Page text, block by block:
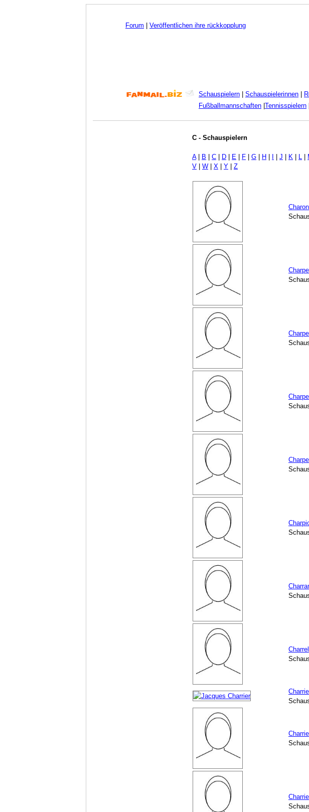
Forum Veröffentlichen ihre rückkopplung
Schauspielern Schauspielerinnen
Fußballmannschaften Tennisspielern
C - Schauspielern
A| B C D E F G H J K L
V
W X Y Z